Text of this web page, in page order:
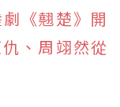
《翹楚》開
、周翊然從